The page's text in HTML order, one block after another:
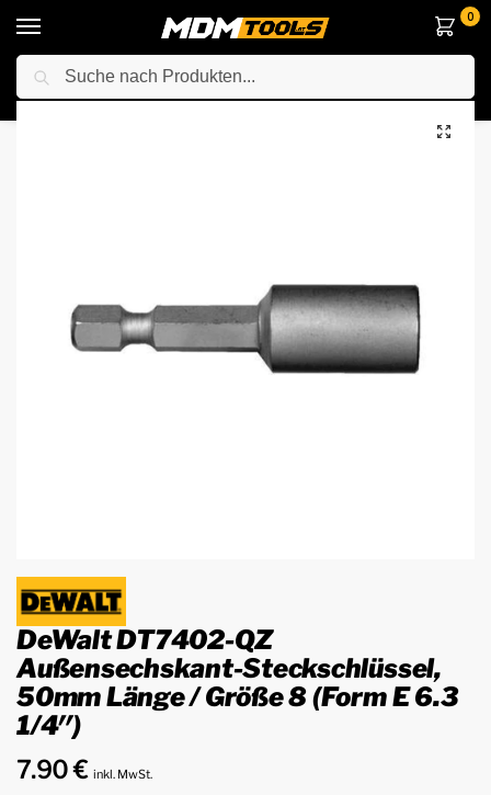
0
Startseite / Zubehör & Handwerkzeuge
DeWalt DT7402-QZ
Außensechskant-Steckschlüssel,
50mm Länge / Größe 8 (Form E 6.3
1/4″)
7.90€ inkl. MwSt.